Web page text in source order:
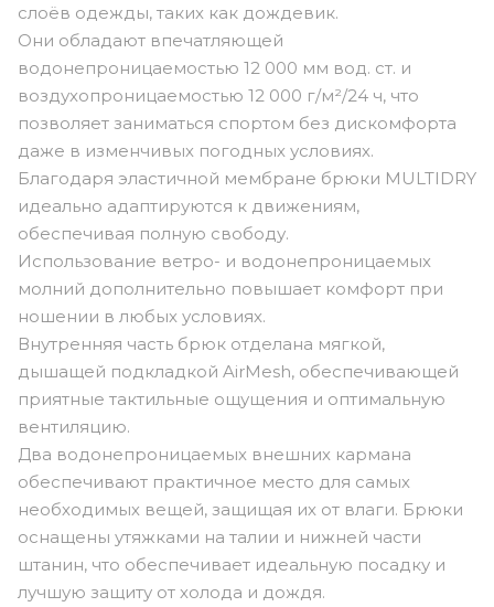
слоёв одежды, таких как дождевик.
Они обладают впечатляющей
водонепроницаемостью 12 000 мм вод. ст. и
воздухопроницаемостью 12 000 г/м²/24 ч, что
позволяет заниматься спортом без дискомфорта
даже в изменчивых погодных условиях.
Благодаря эластичной мембране брюки MULTIDRY
идеально адаптируются к движениям,
обеспечивая полную свободу.
Использование ветро- и водонепроницаемых
молний дополнительно повышает комфорт при
ношении в любых условиях.
Внутренняя часть брюк отделана мягкой,
дышащей подкладкой AirMesh, обеспечивающей
приятные тактильные ощущения и оптимальную
вентиляцию.
Два водонепроницаемых внешних кармана
обеспечивают практичное место для самых
необходимых вещей, защищая их от влаги. Брюки
оснащены утяжками на талии и нижней части
штанин, что обеспечивает идеальную посадку и
лучшую защиту от холода и дождя.